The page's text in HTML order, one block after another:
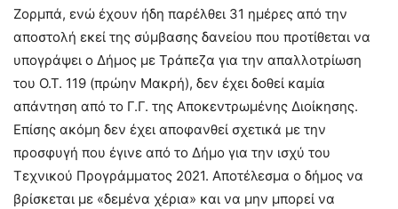
Ζορμπά, ενώ έχουν ήδη παρέλθει 31 ημέρες από την
αποστολή εκεί της σύμβασης δανείου που προτίθεται να
υπογράψει ο Δήμος με Τράπεζα για την απαλλοτρίωση
του Ο.Τ. 119 (πρώην Μακρή), δεν έχει δοθεί καμία
απάντηση από το Γ.Γ. της Αποκεντρωμένης Διοίκησης.
Επίσης ακόμη δεν έχει αποφανθεί σχετικά με την
προσφυγή που έγινε από το Δήμο για την ισχύ του
Τεχνικού Προγράμματος 2021. Αποτέλεσμα ο δήμος να
βρίσκεται με «δεμένα χέρια» και να μην μπορεί να